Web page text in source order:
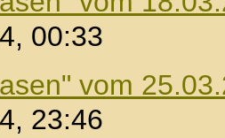
00:33
vom
23:46